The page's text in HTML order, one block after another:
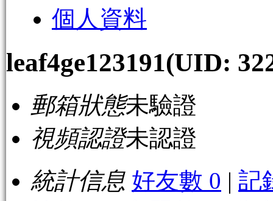
個人資料
leaf4ge123191(UID:
郵箱狀態未驗證
視頻認證未認證
統計信息 好友數 0 | 記